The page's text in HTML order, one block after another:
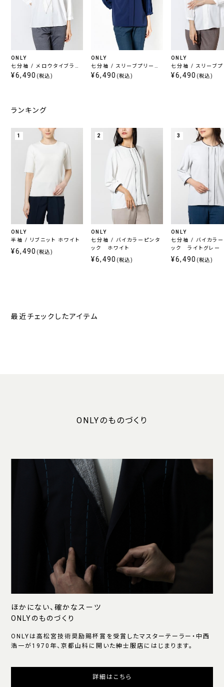
ONLY
七分袖 / メロウタイブラウ
ス ホワイト
¥6,490 (税込)
ONLY
七分袖 / スリーブプリーツ
入りブラウス ネイビー
¥6,490 (税込)
ONLY
七分袖 / スリーブプ
入りブラウス ホワイ
¥6,490 (税込)
ランキング
1
ONLY
半袖 / リブニット ホワイト
¥6,490 (税込)
2
ONLY
七分袖 / バイカラーピンタ
ック ホワイト
¥6,490 (税込)
3
ONLY
七分袖 / バイカラ
ック ライトグレー
¥6,490 (税込)
最近チェックしたアイテム
ONLYのものづくり
ほかにない、確かなスーツ
ONLYのものづくり
ONLYは高松宮技術奨励賜杯賞を受賞したマスターテーラー・中西
浩一が1970年、京都山科に開いた紳士服店にはじまります。
詳細はこちら